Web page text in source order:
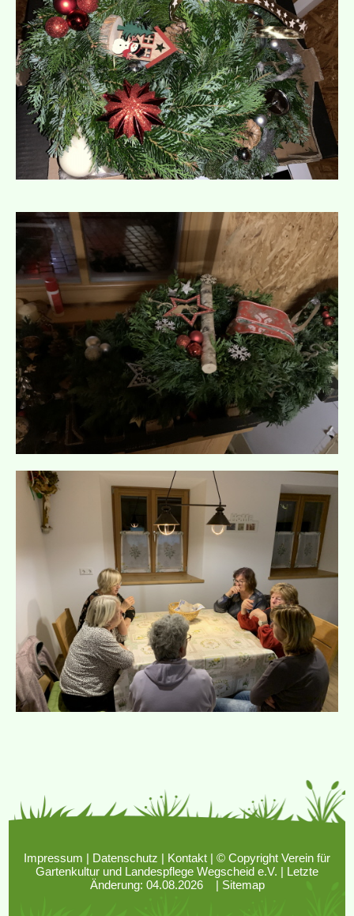
Impressum | Datenschutz | Kontakt | © Copyright Verein für
Gartenkultur und Landespflege Wegscheid e.V. | Letzte
Änderung: 04.08.2026 | Sitemap